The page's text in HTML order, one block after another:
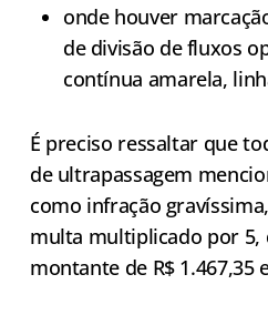
onde houver
de divisão de fluxos
contínua amarela,
É preciso ressaltar que
de ultrapassagem
como infração
multa multiplicado por 5,
montante de R$ 1.467,35